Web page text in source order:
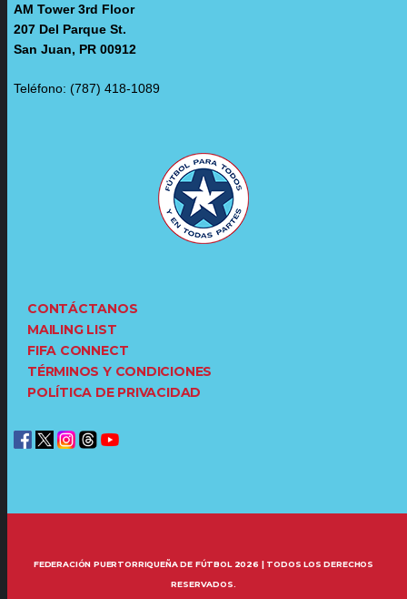
AM Tower 3rd Floor
207 Del Parque St.
San Juan, PR 00912
Teléfono: (787) 418-1089
CONTÁCTANOS
MAILING LIST
FIFA CONNECT
TÉRMINOS Y CONDICIONES
POLÍTICA DE PRIVACIDAD
FEDERACIÓN PUERTORRIQUEÑA DE FÚTBOL 2026 | TODOS LOS DERECHOS
RESERVADOS.